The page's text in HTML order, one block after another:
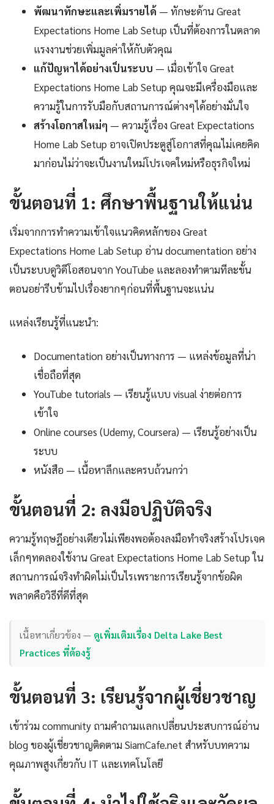
พัฒนาทักษะและเพิ่มรายได้ — ทักษะด้าน Great
Expectations Home Lab Setup เป็นที่ต้องการในตลาด
แรงงานช่วยเพิ่มมูลค่าให้กับตัวคุณ
แก้ปัญหาได้อย่างเป็นระบบ — เมื่อเข้าใจ Great
Expectations Home Lab Setup คุณจะมีเครื่องมือและ
ความรู้ในการรับมือกับสถานการณ์ต่างๆได้อย่างมั่นใจ
สร้างโอกาสใหม่ๆ — ความรู้เรื่อง Great Expectations
Home Lab Setup อาจเปิดประตูสู่โอกาสที่คุณไม่เคยคิด
มาก่อนไม่ว่าจะเป็นงานใหม่โปรเจคใหม่หรือธุรกิจใหม่
ขั้นตอนที่ 1: ศึกษาพื้นฐานให้แน่น
เริ่มจากการทำความเข้าใจแนวคิดหลักของ Great
Expectations Home Lab Setup อ่าน documentation อย่าง
เป็นระบบดูวิดีโอสอนจาก YouTube และลองทำตามทีละขั้น
ตอนอย่ารีบข้ามไปเรื่องยากๆก่อนที่พื้นฐานจะแน่น
แหล่งเรียนรู้ที่แนะนำ:
Documentation อย่างเป็นทางการ — แหล่งข้อมูลที่น่า
เชื่อถือที่สุด
YouTube tutorials — เรียนรู้แบบ visual ง่ายต่อการ
เข้าใจ
Online courses (Udemy, Coursera) — เรียนรู้อย่างเป็น
ระบบ
หนังสือ — เนื้อหาลึกและครบถ้วนกว่า
ขั้นตอนที่ 2: ลงมือปฏิบัติจริง
ความรู้ทฤษฎีอย่างเดียวไม่เพียงพอต้องลงมือทำจริงสร้างโปรเจค
เล็กๆทดลองใช้งาน Great Expectations Home Lab Setup ใน
สถานการณ์จริงทำผิดไม่เป็นไรเพราะการเรียนรู้จากข้อผิด
พลาดคือวิธีที่ดีที่สุด
เนื้อหาเกี่ยวข้อง — ดูเพิ่มเติมเรื่อง Delta Lake Best
Practices ที่ต้องรู้
ขั้นตอนที่ 3: เรียนรู้จากผู้เชี่ยวชาญ
เข้าร่วม community ถามคำถามแลกเปลี่ยนประสบการณ์อ่าน
blog ของผู้เชี่ยวชาญติดตาม SiamCafe.net สำหรับบทความ
คุณภาพสูงเกี่ยวกับ IT และเทคโนโลยี